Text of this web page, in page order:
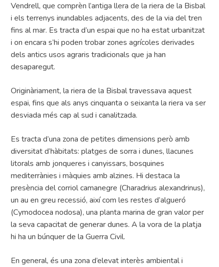
Vendrell, que comprèn l’antiga llera de la riera de la Bisbal
i els terrenys inundables adjacents, des de la via del tren
fins al mar. Es tracta d’un espai que no ha estat urbanitzat
i on encara s’hi poden trobar zones agrícoles derivades
dels antics usos agraris tradicionals que ja han
desaparegut.
Originàriament, la riera de la Bisbal travessava aquest
espai, fins que als anys cinquanta o seixanta la riera va ser
desviada més cap al sud i canalitzada.
Es tracta d’una zona de petites dimensions però amb
diversitat d’hàbitats: platges de sorra i dunes, llacunes
litorals amb jonqueres i canyissars, bosquines
mediterrànies i màquies amb alzines. Hi destaca la
presència del corriol camanegre (Charadrius alexandrinus),
un au en greu recessió, així com les restes d’algueró
(Cymodocea nodosa), una planta marina de gran valor per
la seva capacitat de generar dunes. A la vora de la platja
hi ha un búnquer de la Guerra Civil.
En general, és una zona d’elevat interès ambiental i